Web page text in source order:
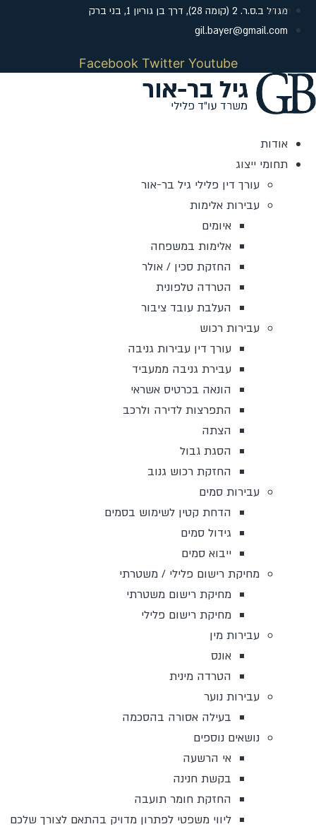
דלג
לתוכן
מגדל ב.ס.ר. 2 (קומה 28), דרך בן גוריון 1, בני ברק
gil.bayer@gmail.com
Facebook Twitter Youtube
אודות
תחומי ייצוג
עורך דין פלילי גיל בר-אור
עבירות אלימות
איומים
אלימות במשפחה
החזקת סכין / אולר
הטרדה טלפונית
העלבת עובד ציבור
עבירות רכוש
עורך דין עבירות גניבה
עבירת גניבה ממעביד
הונאה בכרטיס אשראי
התפרצות לדירה ולרכב
הצתה
הסגת גבול
החזקת רכוש גנוב
עבירות סמים
הדחת קטין לשימוש בסמים
גידול סמים
ייבוא סמים
מחיקת רישום פלילי / משטרתי
מחיקת רישום משטרתי
מחיקת רישום פלילי
עבירות מין
אונס
הטרדה מינית
עבירות נוער
בעילה אסורה בהסכמה
נושאים נוספים
אי הרשעה
בקשת חנינה
החזקת חומר תועבה
ליווי משפטי לפתרון מדויק בהתאם לצורך שלכם